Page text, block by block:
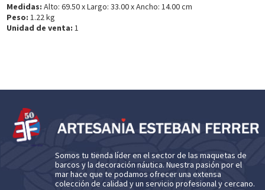
Medidas:Alto: 69.50 x Largo: 33.00 x Ancho: 14.00 cm
Peso:1.22 kg
Unidad de venta:1
Somos tu tienda líder en el sector de las maquetas de
barcos y la decoración náutica. Nuestra pasión por el
mar hace que te podamos ofrecer una extensa
colección de calidad y un servicio profesional y cercano.